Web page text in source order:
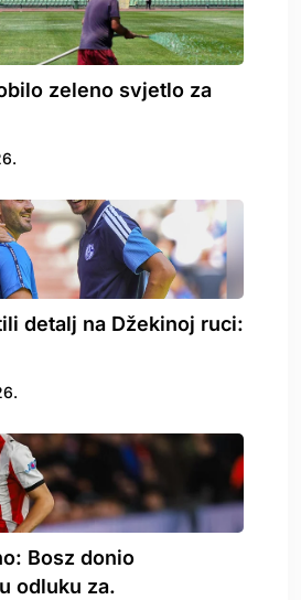
zeleno svjetlo za
detalj na Džekinoj ruci:
Bosz donio
odluku za.